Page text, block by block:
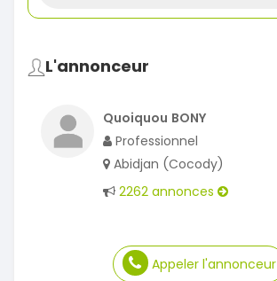
L'annonceur
Quoiquou BONY
Professionnel
Abidjan (Cocody)
2262 annonces
Appeler l'annonceur